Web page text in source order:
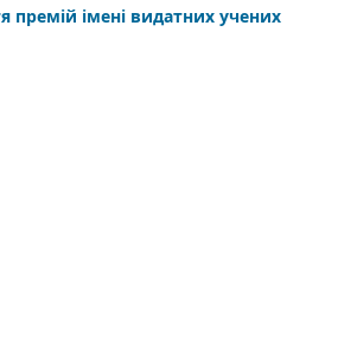
премій імені видатних учених